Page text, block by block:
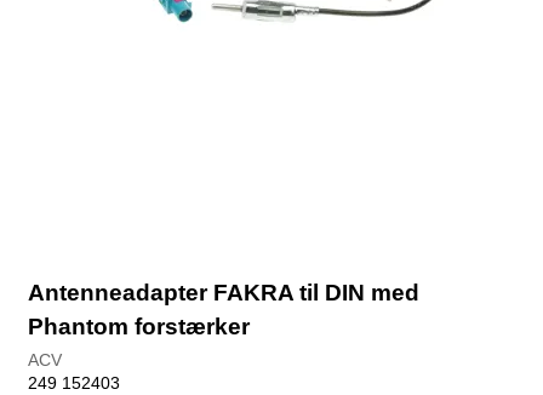
Antenneadapter FAKRA til DIN med
Phantom forstærker
ACV
249 152403